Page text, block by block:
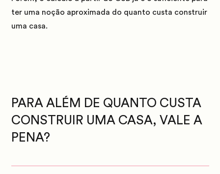
ter uma noção aproximada do quanto custa construir
uma casa.
PARA ALÉM DE QUANTO CUSTA
CONSTRUIR UMA CASA, VALE A
PENA?